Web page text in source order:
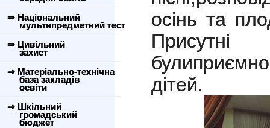
⇒ Національний
мультипредметний тест
⇒ Цивільний
захист
⇒ Матеріально-технічна
база закладів
освіти
⇒ Шкільний
громадський
бюджет
осінь та
дітей.